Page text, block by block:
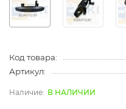
Код товара:
Артикул:
В НАЛИЧИИ